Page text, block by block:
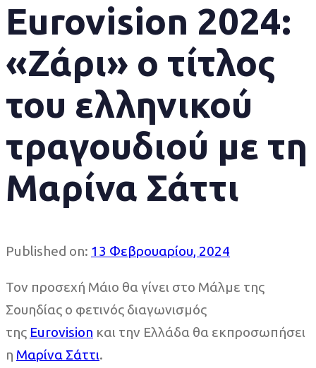
Eurovision 2024:
«Ζάρι» ο τίτλος
του ελληνικού
τραγουδιού με τη
Μαρίνα Σάττι
Published on: 13 Φεβρουαρίου, 2024
Τον προσεχή Μάιο θα γίνει στο Μάλμε της
Σουηδίας ο φετινός διαγωνισμός
της Eurovision και την Ελλάδα θα εκπροσωπήσει
η Μαρίνα Σάττι.